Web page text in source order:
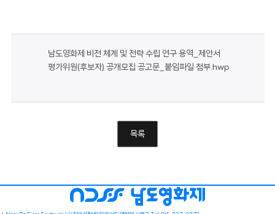
남도영화제 비전 체계 및 전략 수립 연구 용역_제안서
평가위원(후보자) 공개모집 공고문_붙임파일 첨부.hwp
목록